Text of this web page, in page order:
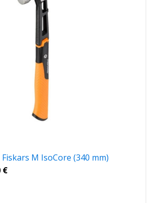
Fiskars M IsoCore (340 mm)
€